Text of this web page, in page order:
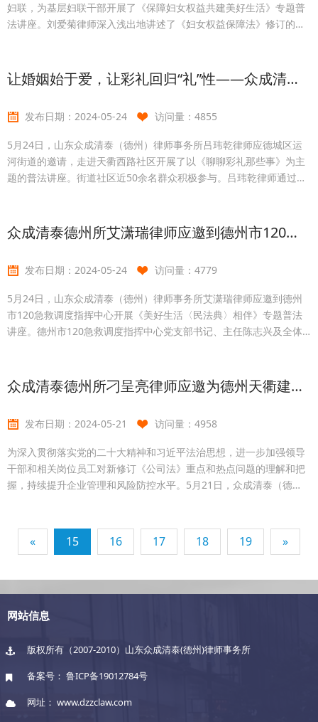
妇联，为基层妇联干部开展了《保障妇女权益共建美好生活》专题普
法讲座。刘爱菊律师深入浅出地讲述了《妇女权益保障法》修订的背
利、人身和人格权益、婚姻家庭权益等内容进行了详细解读。本次讲
座不仅使基层妇联干部对新修订的法律法规有了更加深入地了解，进
让婚姻始于爱，让彩礼回归“礼”性——众成清泰德州所吕玮乾律师应邀开展专题讲座
发布日期： 2024-05-24 访问量： 4855
5月24日，山东众成清泰（德州）律师事务所吕玮乾律师应德城区运
河街道的邀请，走进天衢西路社区开展了以《聊聊彩礼那些事》为主
题的普法讲座。街道社区近50余名群众积极参与。吕玮乾律师通过浅
法律问题，使辖区居民能够采用正确的观点处理实际问题。现场互动
频繁，气氛热烈。讲座结束后，吕玮乾律师还耐心解答了参会居民提
众成清泰德州所艾潇瑞律师应邀到德州市120急救调度指挥中心开展专题普法讲座
发布日期： 2024-05-24 访问量： 4779
5月24日，山东众成清泰（德州）律师事务所艾潇瑞律师应邀到德州
市120急救调度指挥中心开展《美好生活〈民法典〉相伴》专题普法
讲座。德州市120急救调度指挥中心党支部书记、主任陈志兴及全体
讲解，同时针对《民法典》中与急救调度指挥工作相关的规定，深入
浅出地进行释明及答疑解惑。与会人员就工作中遇到的问题进行了探
众成清泰德州所刁呈亮律师应邀为德州天衢建设发展集团开展《公司法》专题讲座
发布日期： 2024-05-21 访问量： 4958
为深入贯彻落实党的二十大精神和习近平法治思想，进一步加强领导
干部和相关岗位员工对新修订《公司法》重点和热点问题的理解和把
握，持续提升企业管理和风险防控水平。5月21日，众成清泰（德
及审计法务专员，集团中层以上人员参加培训。讲座中，刁呈亮律师
« 15 16 17 18 19 »
网站信息
版权所有（2007-2010）山东众成清泰(德州)律师事务所
备案号： 鲁ICP备19012784号
网址： www.dzzclaw.com